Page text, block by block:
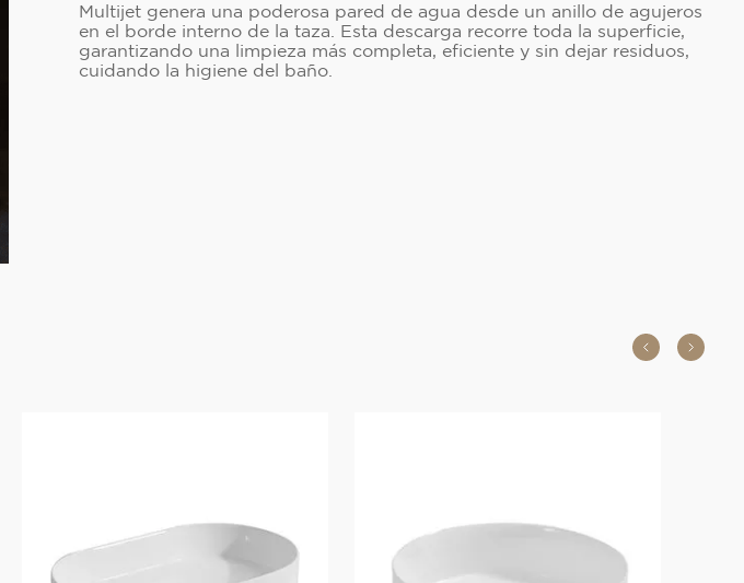
Multijet genera una poderosa pared de agua desde un anillo de agujeros
en el borde interno de la taza. Esta descarga recorre toda la superficie,
garantizando una limpieza más completa, eficiente y sin dejar residuos,
cuidando la higiene del baño.